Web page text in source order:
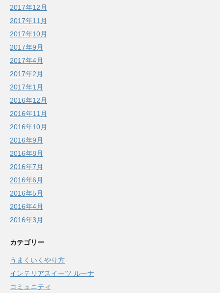
2017年12月
2017年11月
2017年10月
2017年9月
2017年4月
2017年2月
2017年1月
2016年12月
2016年11月
2016年10月
2016年9月
2016年8月
2016年7月
2016年6月
2016年5月
2016年4月
2016年3月
カテゴリー
うまくいくやり方
インテリアスイーツ ルーナ
コミュニティ